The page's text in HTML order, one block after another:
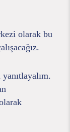
olarak bu